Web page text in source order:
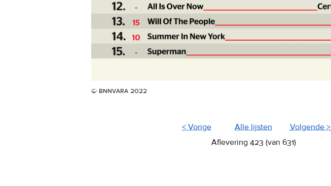
© bnnvara 2022
< Vorige Alle lijsten
Volgende >
Aflevering 423 (van 631)